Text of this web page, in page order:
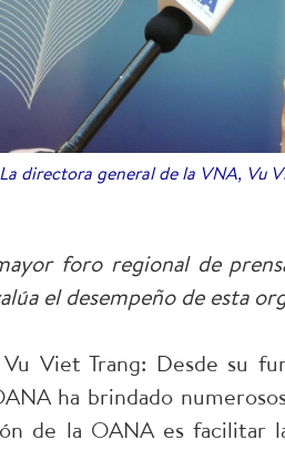
La directora general de la VNA, Vu
foro regional de
el desempeño de esta
Viet Trang: Desde su
ha brindado
de la OANA es